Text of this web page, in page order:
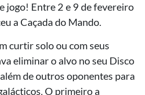
jogo! Entre 2 e 9 de fevereiro
a Caçada do Mando.
curtir solo ou com seus
eliminar o alvo no seu Disco
de outros oponentes para
O primeiro a